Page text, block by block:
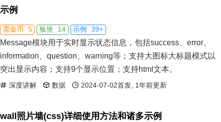
示例
需金币 5 板块 14 示例 39+
Message模块用于实时显示状态信息，包括success、error、
information、question、warning等；支持大图标大标题模式以
突出显示内容；支持9个显示位置；支持html文本。
深度讲解 数据 2024-07-02首发, 1年前更新
wall照片墙(css)详细使用方法和诸多示例